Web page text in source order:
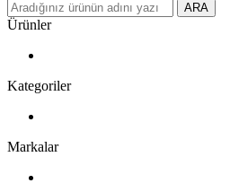
ARA
Ürünler
Kategoriler
Markalar